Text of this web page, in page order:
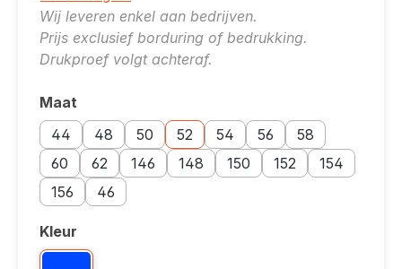
Wij leveren enkel aan bedrijven.
Prijs exclusief borduring of bedrukking.
Drukproef volgt achteraf.
Selecteer
Maat
44
Maatoptie: 44
48
Maatoptie: 48
50
Maatoptie: 50
52
Maatoptie: 52
54
Maatoptie: 54
56
Maatoptie: 56
58
Maatoptie: 58
60
Maatoptie: 60
62
Maatoptie: 62
146
Maatoptie: 146
148
Maatoptie: 148
150
Maatoptie: 150
152
Maatoptie: 152
154
Maatoptie:
156
Maatoptie: 156
46
Maatoptie: 46
Selecteer
Kleur
Kleuroptie: Royal Blue 530